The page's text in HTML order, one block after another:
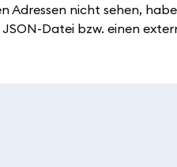
Adressen nicht sehen,
Datei bzw. einen